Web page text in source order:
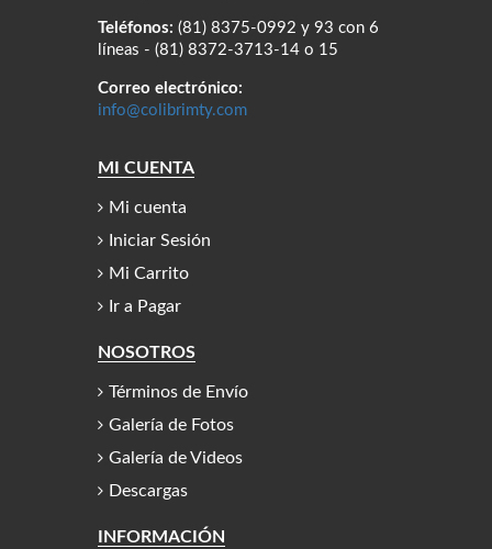
Teléfonos: (81) 8375-0992 y 93 con 6
líneas - (81) 8372-3713-14 o 15
Correo electrónico:
info@colibrimty.com
MI CUENTA
Mi cuenta
Iniciar Sesión
Mi Carrito
Ir a Pagar
NOSOTROS
Términos de Envío
Galería de Fotos
Galería de Videos
Descargas
INFORMACIÓN